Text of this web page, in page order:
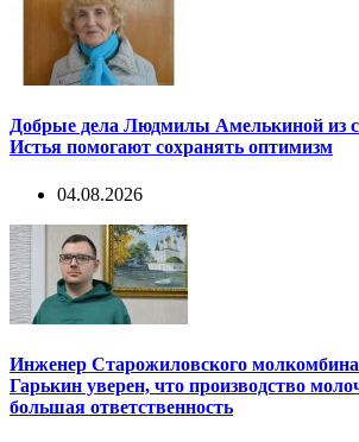
Добрые дела Людмилы Амелькиной из
Истья помогают сохранять оптимизм
04.08.2026
Инженер Старожиловского
Гарькин уверен, что производство
большая ответственность